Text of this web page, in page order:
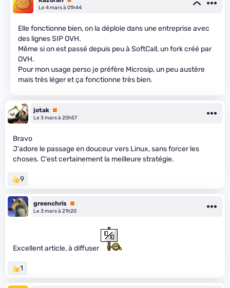
Le 4 mars à 01h44
Elle fonctionne bien, on la déploie dans une entreprise avec
des lignes SIP OVH.
Même si on est passé depuis peu à SoftCall, un fork créé par
OVH.
Pour mon usage perso je préfère Microsip, un peu austère
mais très léger et ça fonctionne très bien.
jotak Premium
Le 3 mars à 20h57
Bravo
J'adore le passage en douceur vers Linux, sans forcer les
choses. C'est certainement la meilleure stratégie.
9
greenchris Premium
Le 3 mars à 21h20
Excellent article, à diffuser
1